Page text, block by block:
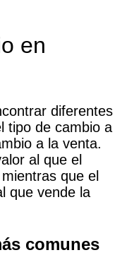
en
diferentes
tipo de cambio a
a la venta.
al que el
que el
que vende la
comunes